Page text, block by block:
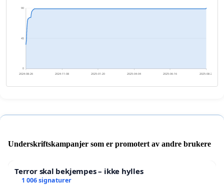
0
45
90
2024-08-26 2024-11-08 2025-01-20 2025-04-04 2025-06-16 2025-08-29
Underskriftskampanjer som er promotert av andre brukere
Terror skal bekjempes – ikke hylles
1 006 signaturer